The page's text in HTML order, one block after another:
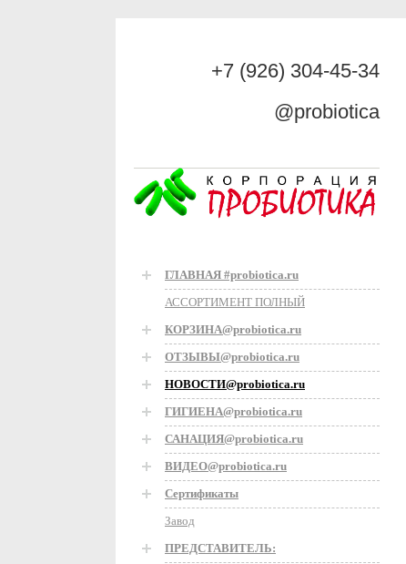
+7 (926) 304-45-34
@probiotica
ГЛАВНАЯ #probiotica.ru
АССОРТИМЕНТ ПОЛНЫЙ
КОРЗИНА@probiotica.ru
ОТЗЫВЫ@probiotica.ru
НОВОСТИ@probiotica.ru
ГИГИЕНА@probiotica.ru
САНАЦИЯ@probiotica.ru
ВИДЕО@probiotica.ru
Сертификаты
Завод
ПРЕДСТАВИТЕЛЬ: